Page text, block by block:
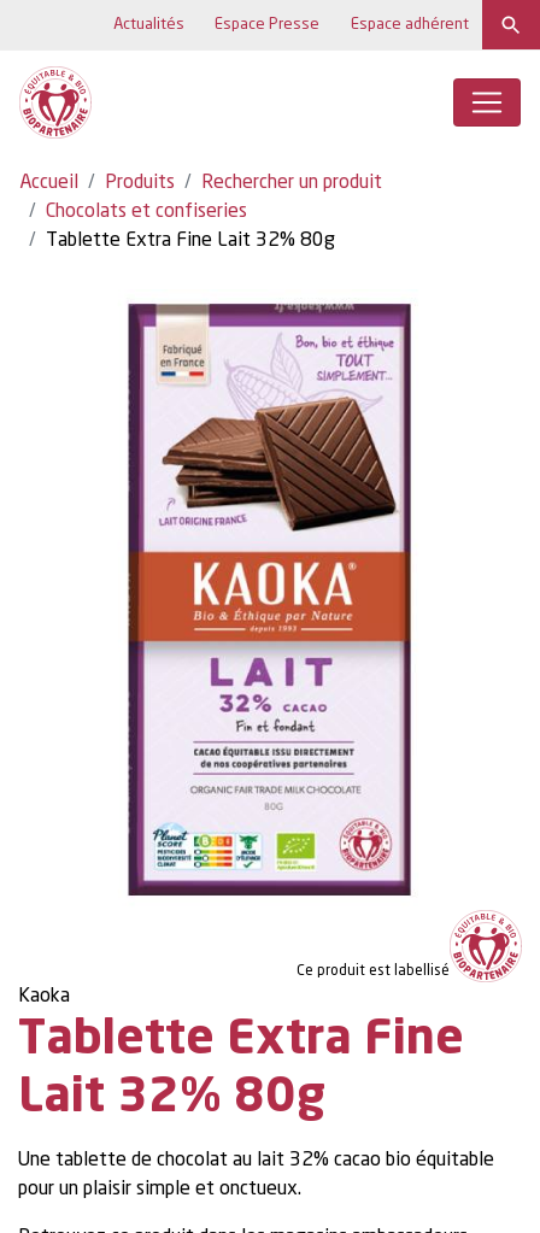
Actualités Espace Presse Espace adhérent
Accueil Produits
Rechercher un produit
Chocolats et confiseries
Tablette Extra Fine Lait 32% 80g
Ce produit est labellisé
Kaoka
Tablette Extra Fine
Lait 32% 80g
Une tablette de chocolat au lait 32% cacao bio équitable
pour un plaisir simple et onctueux.